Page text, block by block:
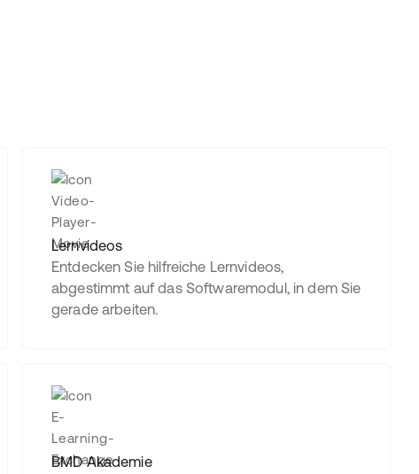
Lernvideos
Entdecken Sie hilfreiche Lernvideos,
abgestimmt auf das Softwaremodul, in dem Sie
gerade arbeiten.
BMD Akademie